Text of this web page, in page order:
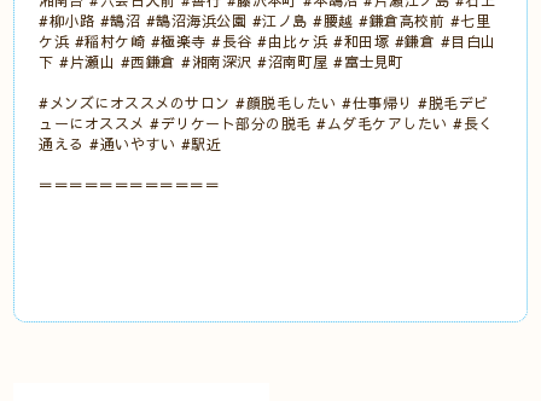
#柳小路 #鵠沼 #鵠沼海浜公園 #江ノ島 #腰越 #鎌倉高校前 #七里
ケ浜 #稲村ケ崎 #極楽寺 #長谷 #由比ヶ浜 #和田塚 #鎌倉 #目白山
下 #片瀬山 #西鎌倉 #湘南深沢 #沼南町屋 #富士見町
#メンズにオススメのサロン #顔脱毛したい #仕事帰り #脱毛デビ
ューにオススメ #デリケート部分の脱毛 #ムダ毛ケアしたい #長く
通える #通いやすい #駅近
＝＝＝＝＝＝＝＝＝＝＝＝